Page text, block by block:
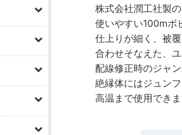
株式会社潤工社製
使いやすい100mボ
仕上りが細く、被
合わせそなえた、
配線修正時のジャ
絶縁体にはジュン
高温まで使用できま